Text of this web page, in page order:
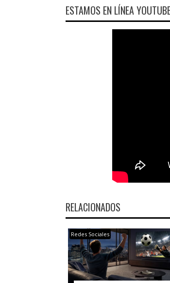
ESTAMOS EN LÍNEA
RELACIONADOS
Redes Sociales